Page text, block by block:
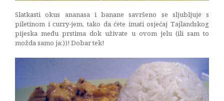
Slatkasti okus ananasa i banane savršeno se sljubljuje s
piletinom i curry-jem, tako da ćete imati osjećaj Tajlandskog
pijeska među prstima dok uživate u ovom jelu (ili sam to
možda samo ja:))! Dobar tek!